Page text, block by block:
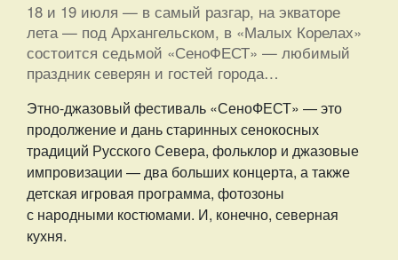
18 и 19 июля — в самый разгар, на экваторе
лета — под Архангельском, в «Малых Корелах»
состоится седьмой «СеноФЕСТ» — любимый
праздник северян и гостей города…
Этно-джазовый фестиваль «СеноФЕСТ» — это
продолжение и дань старинных сенокосных
традиций Русского Севера, фольклор и джазовые
импровизации — два больших концерта, а также
детская игровая программа, фотозоны
с народными костюмами. И, конечно, северная
кухня.